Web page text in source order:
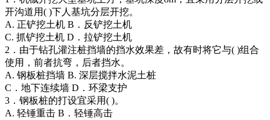
开沟道用( )下人基坑分层开挖。
A. 正铲挖土机 B．反铲挖土机
C. 抓铲挖土机 D．拉铲挖土机
2．由于钻孔灌注桩挡墙的挡水效果差，故有时将它与( )组合
使用，前者抗弯，后者挡水。
A. 钢板桩挡墙 B. 深层搅拌水泥土桩
C．地下连续墙 D．环梁支护
3．钢板桩的打设宜采用( )。
A. 轻锤重击 B．轻锤高击